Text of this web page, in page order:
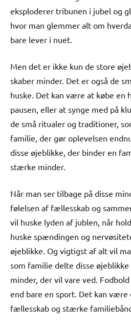
eksploderer tribunen i jubel og
hvor man glemmer alt om
bare lever i nuet.
Men det er ikke kun de store
skaber minder. Det er også de
huske. Det kan være at købe en
pausen, eller at synge med på
de små ritualer og traditioner,
familie, der gør oplevelsen
disse øjeblikke, der binder en
stærke minder.
Når man ser tilbage på disse
følelsen af fællesskab og
vil huske lyden af jublen, når
huske spændingen og
øjeblikke. Og vigtigst af alt vil
som familie delte disse øjeblikke
minder, der vil vare ved.
end bare en sport. Det kan være
fællesskab og stærke